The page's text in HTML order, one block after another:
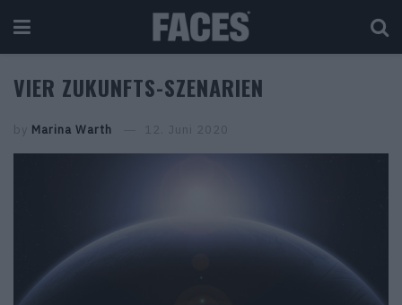
VIER ZUKUNFTS-SZENARIEN
by Marina Warth 12. Juni 2020